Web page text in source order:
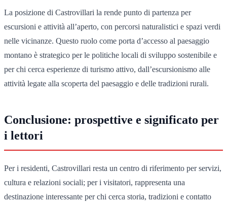
La posizione di Castrovillari la rende punto di partenza per
escursioni e attività all’aperto, con percorsi naturalistici e spazi verdi
nelle vicinanze. Questo ruolo come porta d’accesso al paesaggio
montano è strategico per le politiche locali di sviluppo sostenibile e
per chi cerca esperienze di turismo attivo, dall’escursionismo alle
attività legate alla scoperta del paesaggio e delle tradizioni rurali.
Conclusione: prospettive e significato per
i lettori
Per i residenti, Castrovillari resta un centro di riferimento per servizi,
cultura e relazioni sociali; per i visitatori, rappresenta una
destinazione interessante per chi cerca storia, tradizioni e contatto